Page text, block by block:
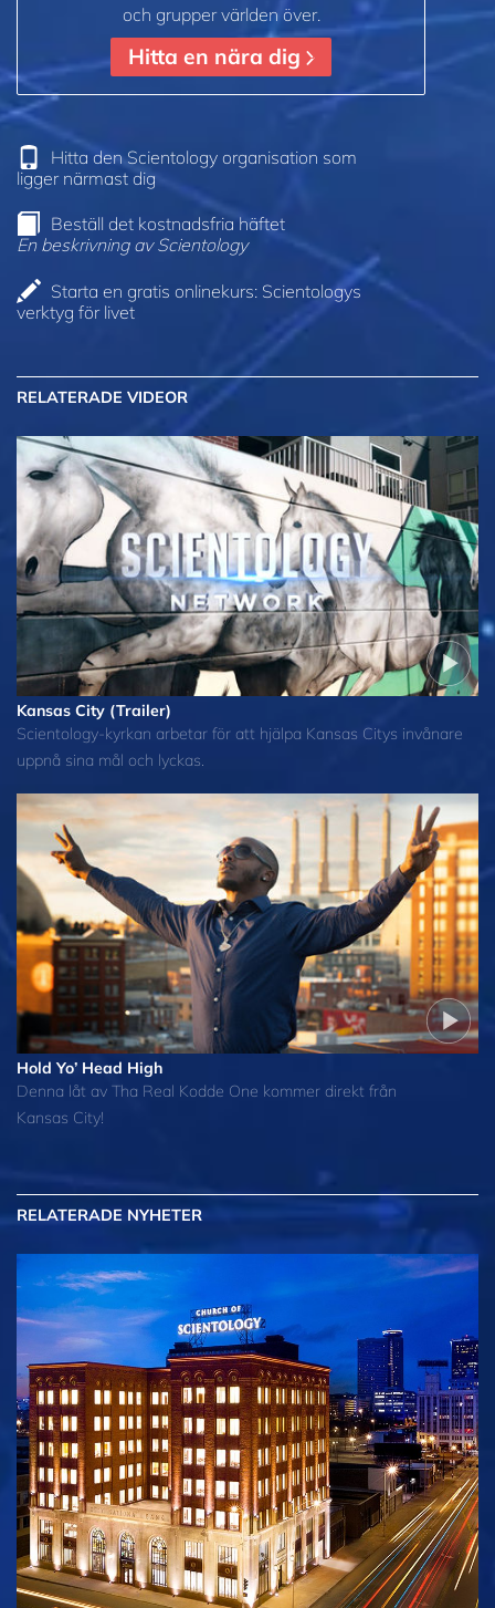
och grupper världen över.
Hitta en nära dig
Hitta den Scientology organisation som
ligger närmast dig
Beställ det kostnadsfria häftet
En beskrivning av Scientology
Starta en gratis onlinekurs: Scientologys
verktyg för livet
RELATERADE VIDEOR
Kansas City (Trailer)
Scientology-kyrkan arbetar för att hjälpa Kansas Citys invånare
uppnå sina mål och lyckas.
Hold Yo’ Head High
Denna låt av Tha Real Kodde One kommer direkt från
Kansas City!
RELATERADE NYHETER